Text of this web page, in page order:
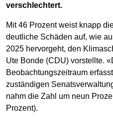
verschlechtert.
Mit 46 Prozent weist knapp
deutliche Schäden auf, wie
2025 hervorgeht, den
Ute Bonde (CDU) vorstellte.
Beobachtungszeitraum
zuständigen
nahm die Zahl um neun
Prozent).